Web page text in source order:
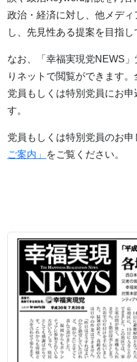
政治・経済に対し、他メデ
し、先見性ある提案を目指し
なお、「幸福実現党NEWS
りネットで閲覧ができます。
党員もしくは特別党員にお
す。
党員もしくは特別党員のお申
ご案内」
をご覧ください。